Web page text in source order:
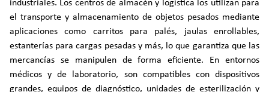
industriales. Los centros de almacén y logística los utilizan para
el transporte y almacenamiento de objetos pesados mediante
aplicaciones como carritos para palés, jaulas enrollables,
estanterías para cargas pesadas y más, lo que garantiza que las
mercancías se manipulen de forma eficiente. En entornos
médicos y de laboratorio, son compatibles con dispositivos
grandes, equipos de diagnóstico, unidades de esterilización y